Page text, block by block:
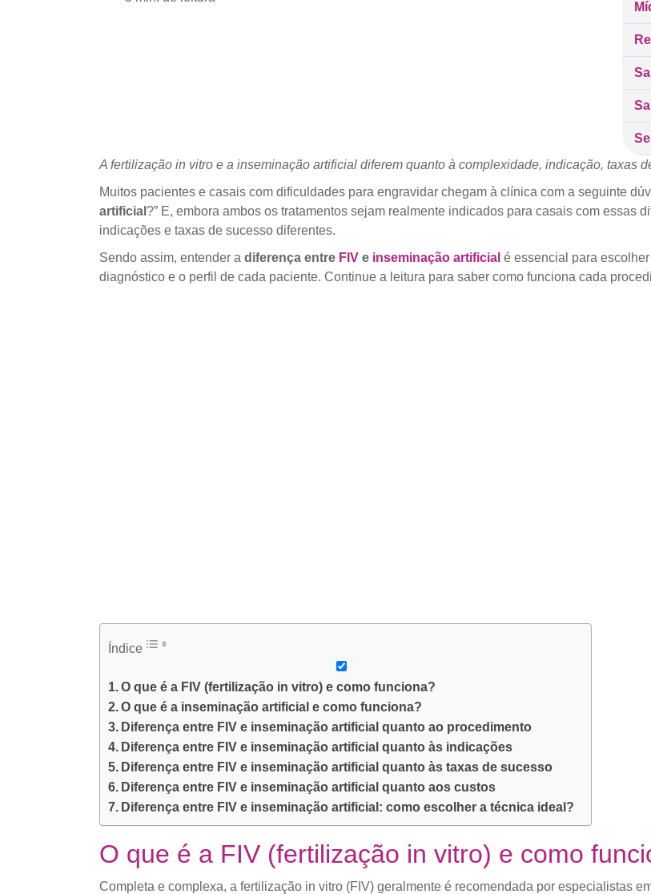
A fertilização in vitro e a inseminação artificial diferem quanto à complexidade, indicação, taxas
Muitos pacientes e casais com dificuldades para engravidar chegam à clínica com a seguinte
artificial ?” E, embora ambos os tratamentos sejam realmente indicados para casais com essas
indicações e taxas de sucesso diferentes.
Sendo assim, entender a diferença entre FIVe inseminação artificial é essencial para
diagnóstico e o perfil de cada paciente. Continue a leitura para saber como funciona cada
Índice
O que é a FIV (fertilização in vitro) e como funciona?
O que é a inseminação artificial e como funciona?
Diferença entre FIV e inseminação artificial quanto ao procedimento
Diferença entre FIV e inseminação artificial quanto às indicações
Diferença entre FIV e inseminação artificial quanto às taxas de sucesso
Diferença entre FIV e inseminação artificial quanto aos custos
Diferença entre FIV e inseminação artificial: como escolher a técnica ideal?
O que é a FIV (fertilização in vitro) e como
Completa e complexa, a fertilização in vitro (FIV) geralmente é recomendada por especialistas